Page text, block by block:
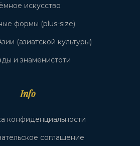
искусство
формы (plus-size)
(азиатской культуры)
и знаменистоти
Info
конфиденциальности
соглашение